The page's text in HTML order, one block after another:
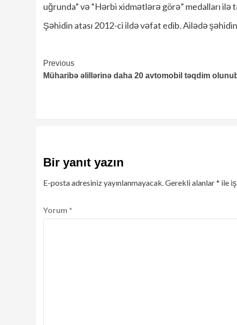
uğrunda” və “Hərbi xidmətlərə görə” medalları ilə
Şəhidin atası 2012-ci ildə vəfat edib. Ailədə şəhidin
Continue
Reading
Previous
Müharibə əlillərinə daha 20 avtomobil təqdim
Bir yanıt yazın
E-posta adresiniz yayınlanmayacak. Gerekli alanlar* ile
Yorum *